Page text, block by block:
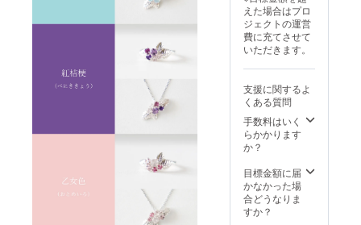
ンク
ルー
ジョン
がある
ものが
ござい
ます。
極端に
見た目
を損な
うもの
いたし
ますの
でご理
各カル
セド
ニー
は、カ
ラーの
個体差
が大き
いため
サンプ
ルとの
色味に
性がご
ざいま
す。 な
す。サ
ンプル
とまっ
たく同
じ色味
のもの
はござ
いませ
んので
そちら
をご理
でリ
ターン
購入を
なスラ
イド
ボール
付） ※
注意事
然石
は、カ
ラーや
濃淡に
す。サ
ンプル
とまっ
サイ
ズ：1～
30号か
ら選択
（オプ
で必ず
選択く
ださ
い） ■
チェー
金：
SILVER
925（ロ
ジウム
えた場合はプロ
ジェクトの運営
費に充てさせて
いただきます。
支援に関するよ
くある質問
手数料はいく
らかかります
か？
目標金額に届
かなかった場
合どうなりま
すか？